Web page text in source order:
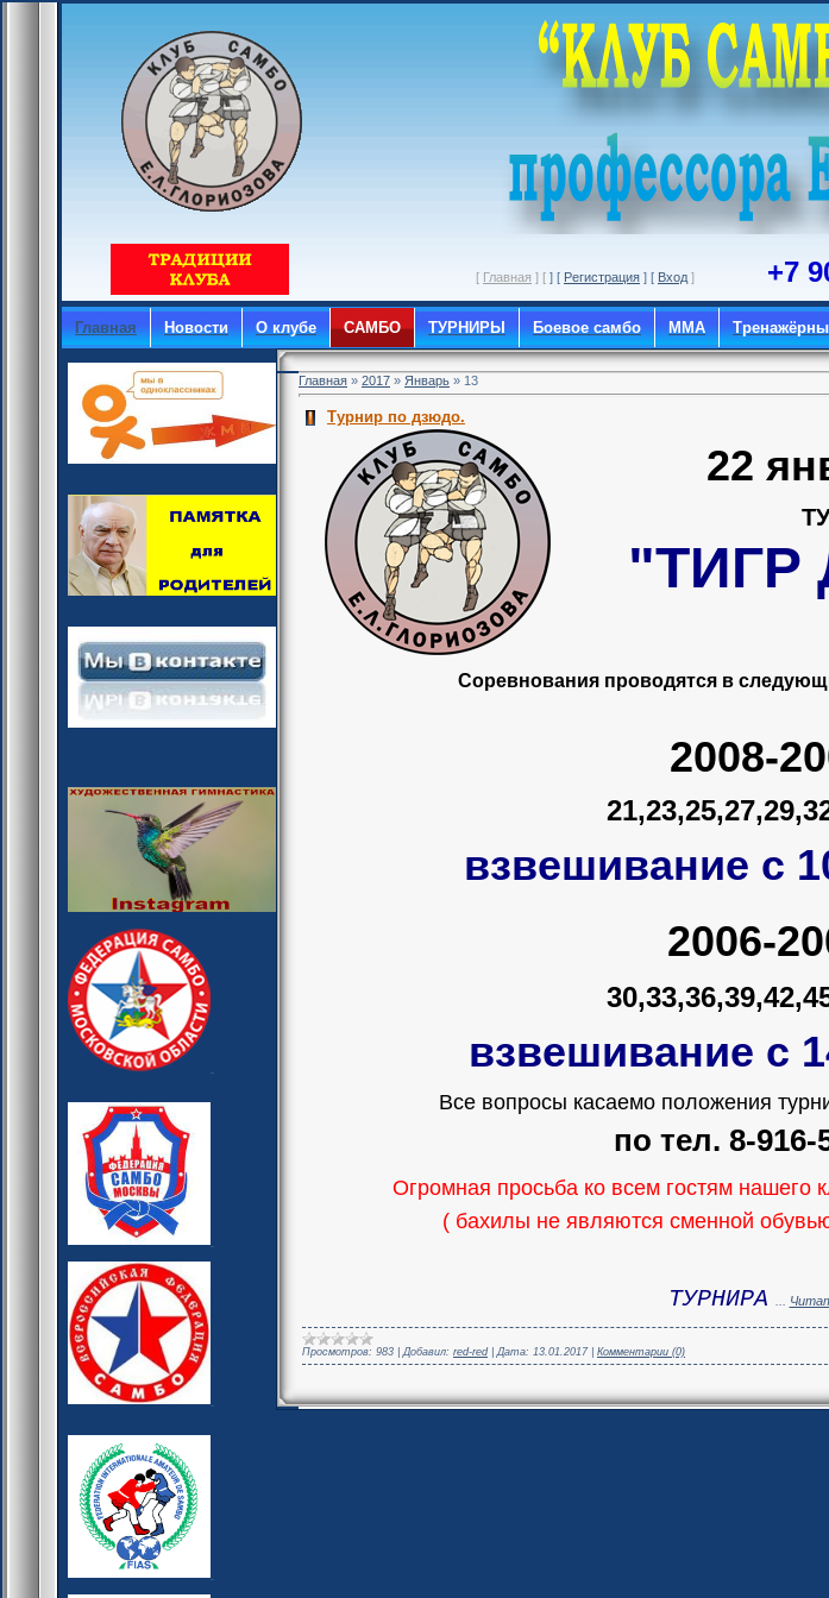
[ Главная ] [ ] [ Регистрация ] [ Вход ] +7
Главная Новости О клубе САМБО ТУРНИРЫ Боевое самбо ММА
Главная » 2017 » Январь » 13
Турнир по дзюдо.
22
"ТИГР
Соревнования проводятся в
2008-
взвешивание с
2006-
взвешивание с
Все вопросы касаемо положения
по тел. 8-916-
Огромная просьба ко всем гостям нашего
( бахилы не являются сменной
ТУРНИРА
Просмотров: 983 Добавил: red-red Дата: 13.01.2017 Комментарии (0)